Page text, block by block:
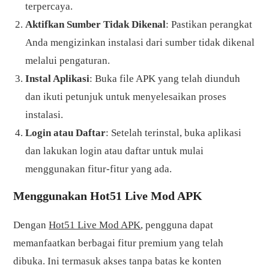
terpercaya.
Aktifkan Sumber Tidak Dikenal: Pastikan perangkat
Anda mengizinkan instalasi dari sumber tidak dikenal
melalui pengaturan.
Instal Aplikasi: Buka file APK yang telah diunduh
dan ikuti petunjuk untuk menyelesaikan proses
instalasi.
Login atau Daftar: Setelah terinstal, buka aplikasi
dan lakukan login atau daftar untuk mulai
menggunakan fitur-fitur yang ada.
Menggunakan Hot51 Live Mod APK
DenganHot51 Live Mod APK, pengguna dapat
memanfaatkan berbagai fitur premium yang telah
dibuka. Ini termasuk akses tanpa batas ke konten